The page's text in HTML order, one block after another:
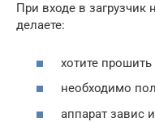
При входе в
делаете:
хотите
необходимо
аппарат завис